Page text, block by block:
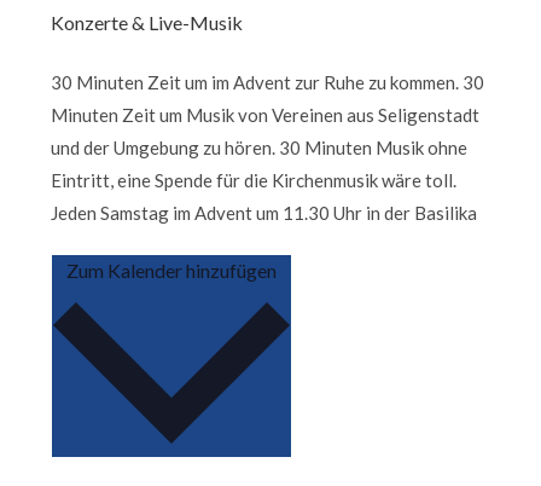
Konzerte & Live-Musik
30 Minuten Zeit um im Advent zur Ruhe zu kommen. 30
Minuten Zeit um Musik von Vereinen aus Seligenstadt
und der Umgebung zu hören. 30 Minuten Musik ohne
Eintritt, eine Spende für die Kirchenmusik wäre toll.
Jeden Samstag im Advent um 11.30 Uhr in der Basilika